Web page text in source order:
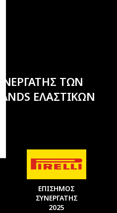
ΤΩΝ
ΕΛΑΣΤΙΚΩΝ
ΕΠΙΣΗΜΟΣ
ΣΥΝΕΡΓΑΤΗΣ
2025